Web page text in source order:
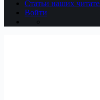
Статьи наших
Войти